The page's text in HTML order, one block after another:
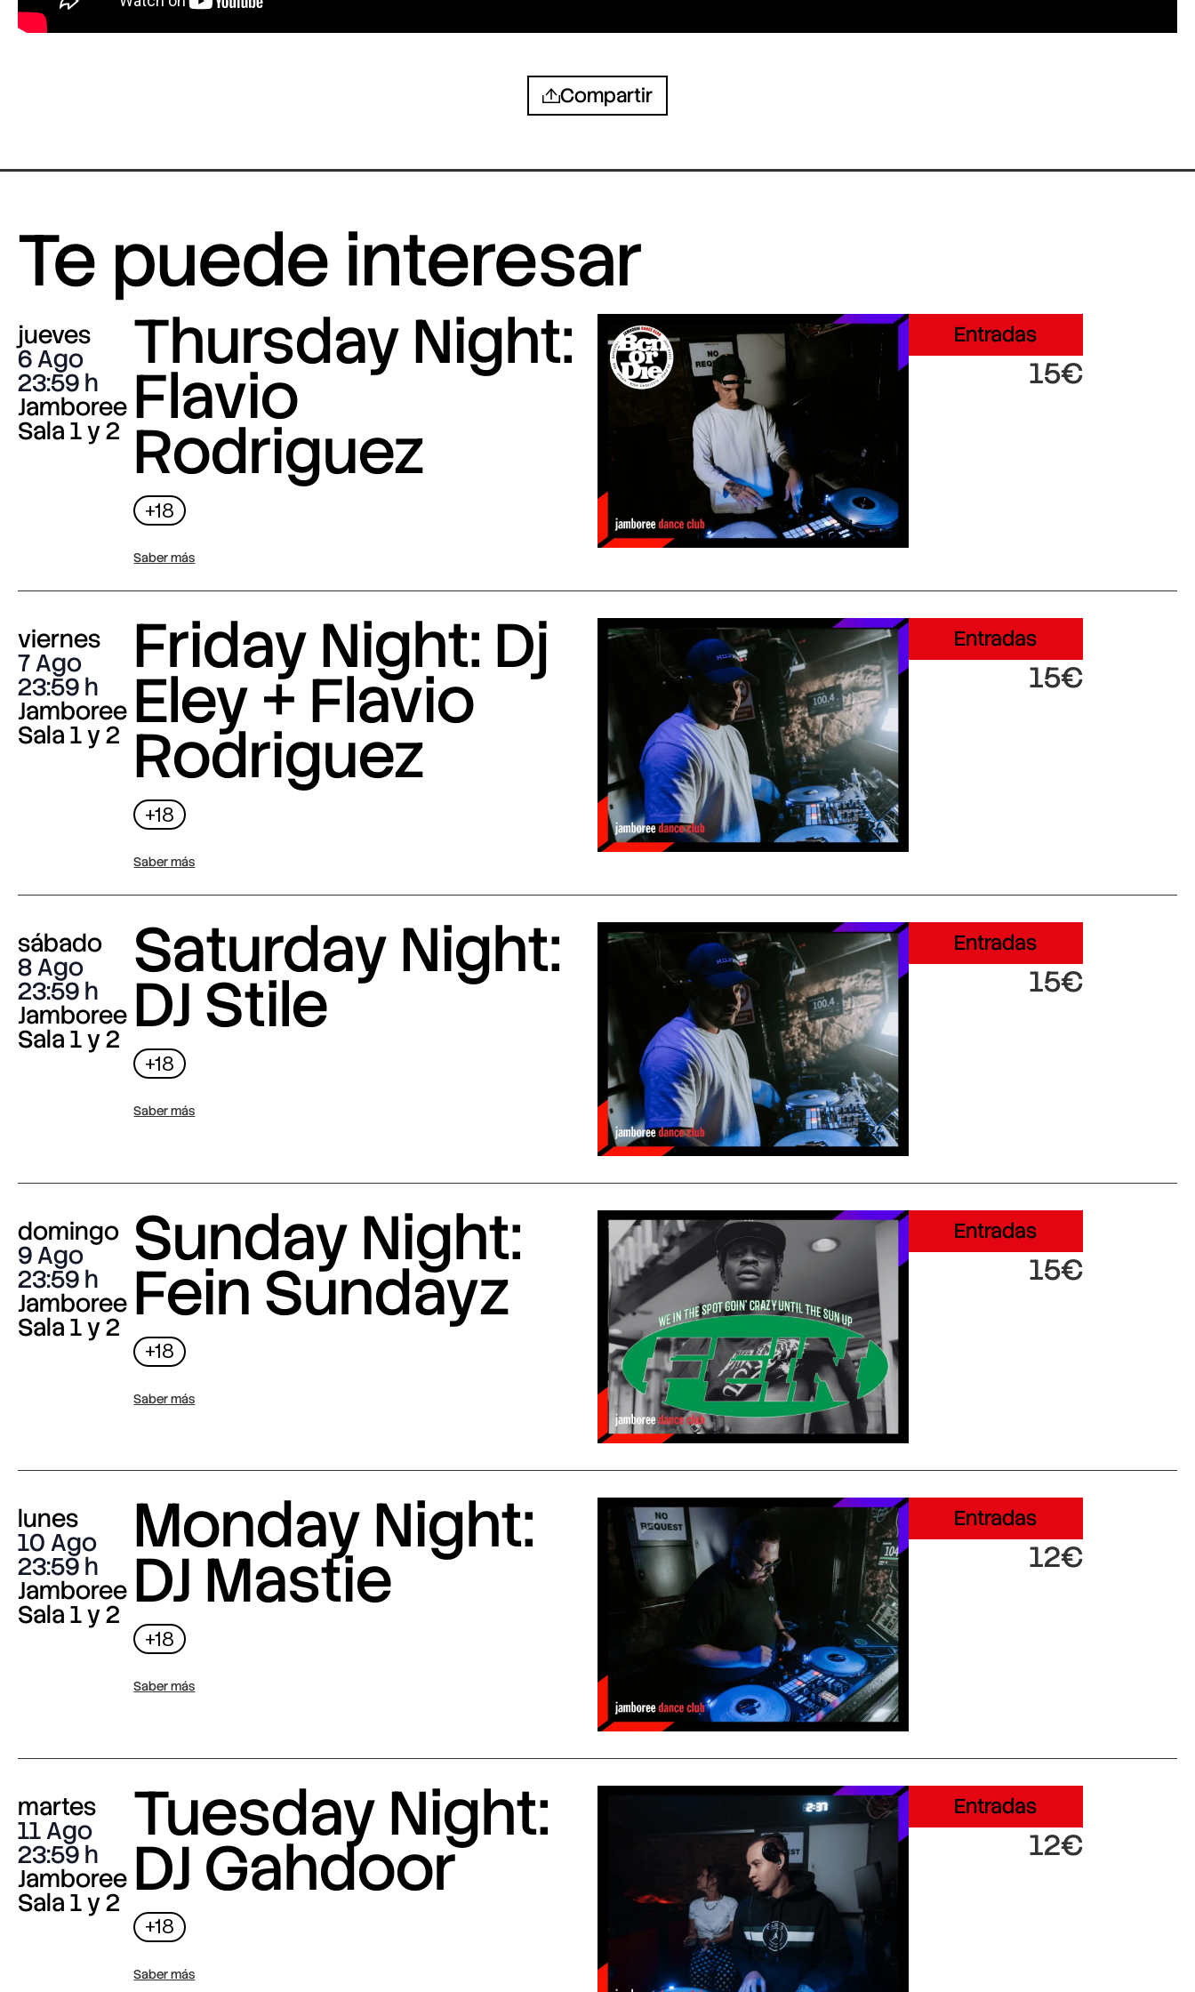
Compartir
Te puede interesar
jueves
6 Ago
23:59
Jamboree
Sala 1 y 2
Thursday Night:
Flavio
Rodriguez
+18
Saber más
Entradas
15€
viernes
7 Ago
23:59
Jamboree
Sala 1 y 2
Friday Night: Dj
Eley + Flavio
Rodriguez
+18
Saber más
Entradas
15€
sábado
8 Ago
23:59
Jamboree
Sala 1 y 2
Saturday Night:
DJ Stile
+18
Saber más
Entradas
15€
domingo
9 Ago
23:59
Jamboree
Sala 1 y 2
Sunday Night:
Fein Sundayz
+18
Saber más
Entradas
15€
lunes
10 Ago
23:59
Jamboree
Sala 1 y 2
Monday Night:
DJ Mastie
+18
Saber más
Entradas
12€
martes
11 Ago
23:59
Jamboree
Sala 1 y 2
Tuesday Night:
DJ Gahdoor
+18
Saber más
Entradas
12€